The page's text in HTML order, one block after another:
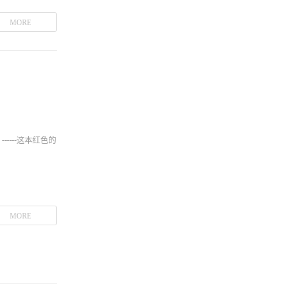
MORE
这本红色的
MORE